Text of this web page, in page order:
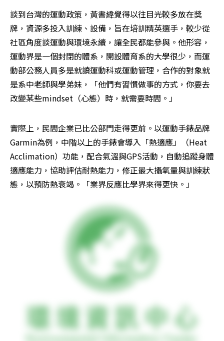
談到台灣的運動政策，黃書緯覺得以往目光較多放在獎
牌，資源多投入訓練、設備，旨在培訓精英選手，較少從
社區角度談運動與環境永續，讓全民都能參與。他形容，
運動界是一個封閉的體系，開設體育系的大學很少，而運
動部公務人員多是就讀運動科或運動管理，合作的對象就
是系中老師與學弟妹，「他們有習慣做事的方式，你要去
改變某些mindset（心態）時，就需要時間。」
實際上，民間企業已比公部門走得更前。以運動手錶品牌
Garmin為例，中階以上的手錶會導入「熱適應」（Heat
Acclimation）功能，配合氣溫與GPS活動，自動追蹤身體
適應能力，協助評估耐熱能力，修正最大攝氧量與訓練狀
態，以預防熱衰竭。「業界反應比學界來得更快。」